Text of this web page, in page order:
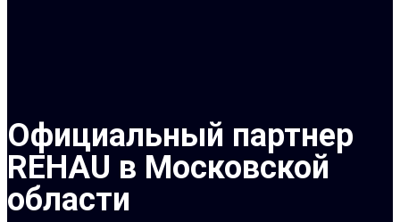
Официальный партнер
REHAU в Московской
области